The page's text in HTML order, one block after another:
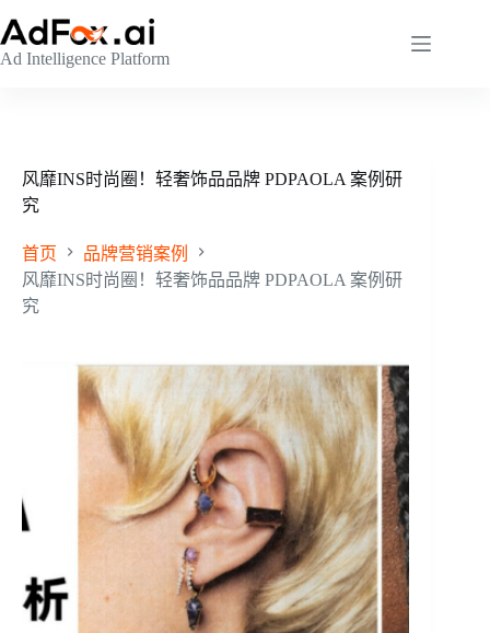
至
内
Ad Intelligence Platform
风靡INS时尚圈！轻奢饰品品牌 PDPAOLA 案例研
究
首页
品牌营销案例
风靡INS时尚圈！轻奢饰品品牌 PDPAOLA 案例研
究